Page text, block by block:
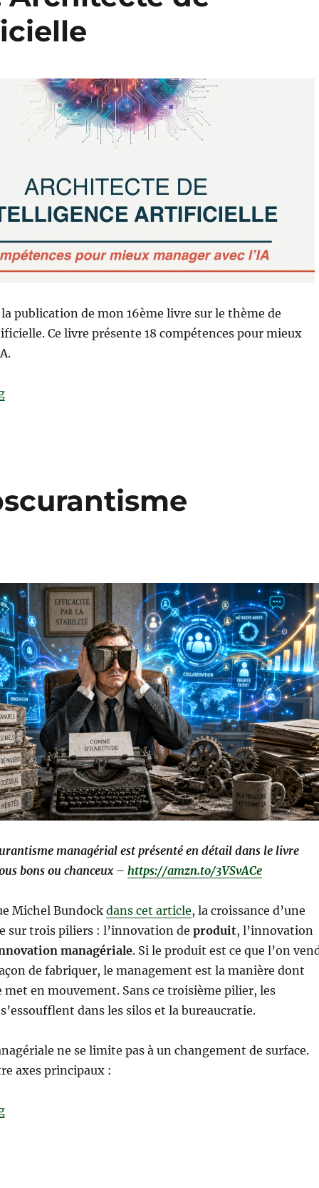
la publication de mon 16ème livre sur le thème de
Ce livre présente 18 compétences pour mieux
“NOUVEAU LIVRE : Architecte de l’intelligence
managérial est présenté en détail dans le livre
bons ou chanceux – https://amzn.to/3VSvACe
Michel Bundockdans cet article, la croissance d’une
sur trois piliers : l’innovation de produit, l’innovation
managériale. Si le produit est ce que l’on
de fabriquer, le management est la manière dont
met en mouvement. Sans ce troisième pilier, les
dans les silos et la bureaucratie.
ne se limite pas à un changement de surface.
axes principaux :
“Qu’est-ce que l’obscurantisme managérial ?”